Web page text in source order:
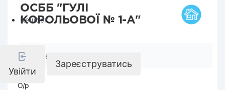
Кешбек
Увійти
Зареєструватись
ОСББ "ГУЛІ
КОРОЛЬОВОЇ № 1-А"
Реквізити компанії
О/р